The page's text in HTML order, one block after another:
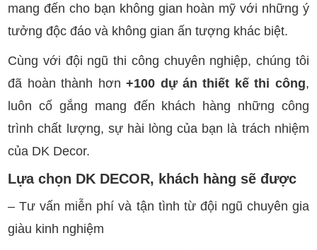
mang đến cho bạn không gian hoàn mỹ với những ý
tưởng độc đáo và không gian ấn tượng khác biệt.
Cùng với đội ngũ thi công chuyên nghiệp, chúng tôi
đã hoàn thành hơn+100 dự án thiết kế thi công,
luôn cố gắng mang đến khách hàng những công
trình chất lượng, sự hài lòng của bạn là trách nhiệm
của DK Decor.
Lựa chọn DK DECOR, khách hàng sẽ được
– Tư vấn miễn phí và tận tình từ đội ngũ chuyên gia
giàu kinh nghiệm